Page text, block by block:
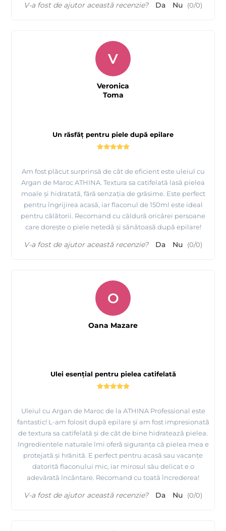
V-a fost de ajutor această recenzie? Da Nu (0/0)
Un răsfăț pentru piele după epilare
Am fost plăcut surprinsă de cât de eficient este uleiul cu
Argan de Maroc ATHINA. Textura sa catifelată lasă pielea
moale și hidratată, fără senzația de grăsime. Este perfect
pentru îngrijirea acasă, iar flaconul de 150ml este ideal
pentru călătorii. Recomand cu căldură oricărei persoane
care dorește o piele netedă și sănătoasă după epilare!
V
Veronica
Toma
V-a fost de ajutor această recenzie? Da Nu (0/0)
Ulei esențial pentru pielea catifelată
Uleiul cu Argan de Maroc de la ATHINA Professional este
fantastic! L-am folosit după epilare și am fost impresionată
de textura sa catifelată și de cât de bine hidratează pielea.
Ingredientele naturale îmi oferă siguranța că pielea mea e
protejată și hrănită. E perfect pentru acasă sau vacanțe
datorită flaconului mic, iar mirosul său delicat e o
adevărată încântare. Recomand cu toată încrederea!
O
Oana Mazare
V-a fost de ajutor această recenzie? Da Nu (0/0)